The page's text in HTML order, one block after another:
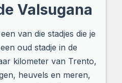
Valsugana
van die stadjes die je
oud stadje in de
kilometer van Trento,
heuvels en meren,